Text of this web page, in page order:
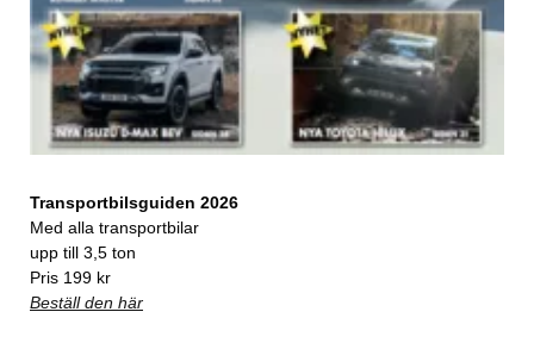
Transportbilsguiden 2026
Med alla transportbilar
upp till 3,5 ton
Pris 199 kr
Beställ den här